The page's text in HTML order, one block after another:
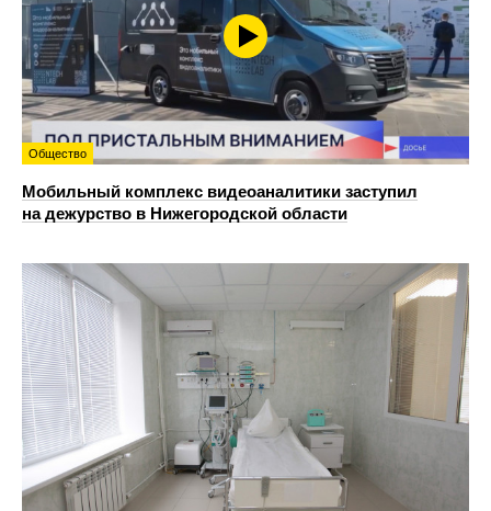
Общество
Мобильный комплекс видеоаналитики заступил
на дежурство в Нижегородской области